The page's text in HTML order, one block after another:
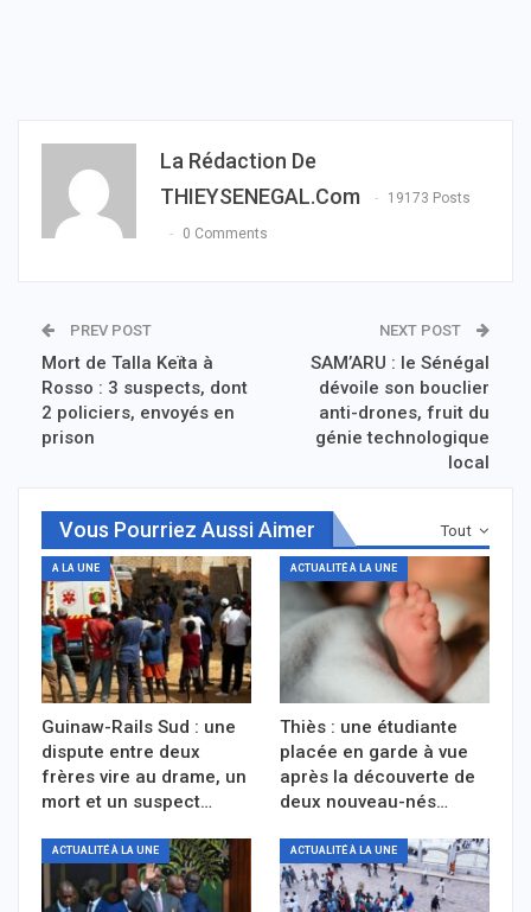
La Rédaction De
THIEYSENEGAL.com
19173 Posts
0 Comments
PREV POST
Mort de Talla Keïta à
Rosso : 3 suspects, dont
2 policiers, envoyés en
prison
NEXT POST
SAM’ARU : le Sénégal
dévoile son bouclier
anti-drones, fruit du
génie technologique
local
Tout
Vous Pourriez Aussi Aimer
A LA UNE
Guinaw-Rails Sud : une
dispute entre deux
frères vire au drame, un
mort et un suspect…
ACTUALITÉ À LA UNE
Thiès : une étudiante
placée en garde à vue
après la découverte de
deux nouveau-nés…
ACTUALITÉ À LA UNE ACTUALITÉ À LA UNE